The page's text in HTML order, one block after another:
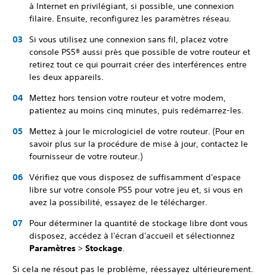
à Internet en privilégiant, si possible, une connexion
filaire. Ensuite, reconfigurez les paramètres réseau.
Si vous utilisez une connexion sans fil, placez votre
console PS5® aussi près que possible de votre routeur et
retirez tout ce qui pourrait créer des interférences entre
les deux appareils.
Mettez hors tension votre routeur et votre modem,
patientez au moins cinq minutes, puis redémarrez-les.
Mettez à jour le micrologiciel de votre routeur. (Pour en
savoir plus sur la procédure de mise à jour, contactez le
fournisseur de votre routeur.)
Vérifiez que vous disposez de suffisamment d'espace
libre sur votre console PS5 pour votre jeu et, si vous en
avez la possibilité, essayez de le télécharger.
Pour déterminer la quantité de stockage libre dont vous
disposez, accédez à l'écran d'accueil et sélectionnez
Paramètres > Stockage.
Si cela ne résout pas le problème, réessayez ultérieurement.